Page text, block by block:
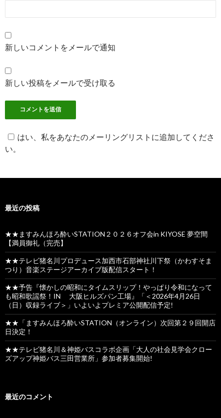
新しいコメントをメールで通知
新しい投稿をメールで受け取る
はい、私をあなたのメーリングリストに追加してくださ
い。
最近の投稿
★★ますみんほろ酔いSTATION２０２６オフ会in KIYOSE 夢空間
【満員御礼（完売】
★★テレビ猪名川プロデュース加西市石部神社川下祭（かわすそま
つり）音楽ステージアーカイブ版配信スタート！
★★予告『懐かしの昭和にタイムスリップ！やっぱり令和になって
も昭和歌謡祭！IN 大阪ヒルズパン工場』「＜2026年4月26日
（日）収録ライブ＞」いよいよプレミア公開配信予定!
★★「ますみんほろ酔いSTATION（オンライン）次回第２９回開店
日決定！
★★テレビ猪名川＆神姫バスコラボ企画「大人の社会見学会クロー
ズアップ神姫バス三田営業所」参加者募集開始!
最近のコメント